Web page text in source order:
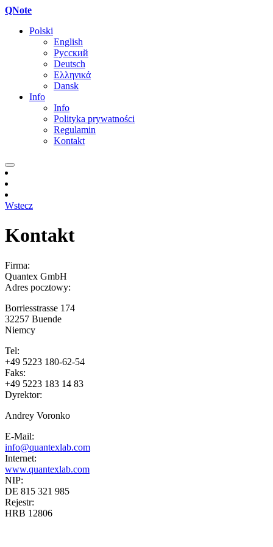
QNote
Polski
English
Русский
Deutsch
Ελληνικά
Dansk
Info
Info
Polityka prywatności
Regulamin
Kontakt
Wstecz
Kontakt
Firma:
Quantex GmbH
Adres pocztowy:
Borriesstrasse 174
32257 Buende
Niemcy
Tel:
+49 5223 180-62-54
Faks:
+49 5223 183 14 83
Dyrektor:
Andrey Voronko
E-Mail:
info@quantexlab.com
Internet:
www.quantexlab.com
NIP:
DE 815 321 985
Rejestr:
HRB 12806